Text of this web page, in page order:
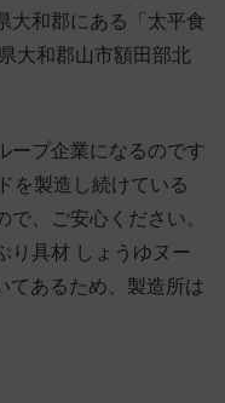
大和郡にある「太平食
大和郡山市額田部北
ープ企業になるのです
を製造し続けている
、ご安心ください。
り具材 しょうゆヌー
てあるため、製造所は